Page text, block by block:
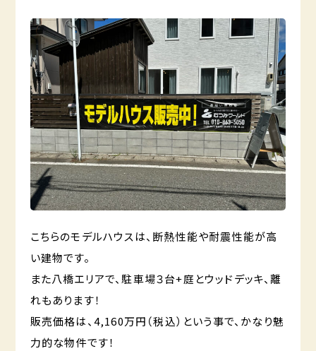
こちらのモデルハウスは、断熱性能や耐震性能が高
い建物です。
また八橋エリアで、駐車場３台+庭とウッドデッキ、離
れもあります！
販売価格は、4,160万円（税込）という事で、かなり魅
力的な物件です！